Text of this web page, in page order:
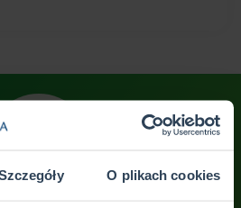
O plikach cookies